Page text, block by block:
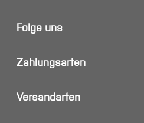
Folge uns
Zahlungsarten
Versandarten